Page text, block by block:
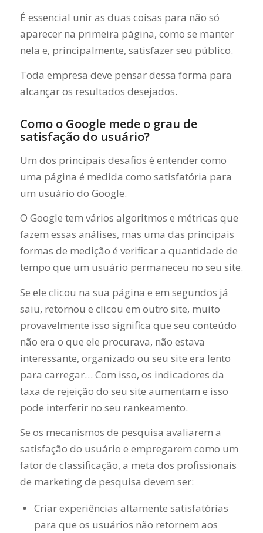
É essencial unir as duas coisas para não só
aparecer na primeira página, como se manter
nela e, principalmente, satisfazer seu público.
Toda empresa deve pensar dessa forma para
alcançar os resultados desejados.
Como o Google mede o grau de
satisfação do usuário?
Um dos principais desafios é entender como
uma página é medida como satisfatória para
um usuário do Google.
O Google tem vários algoritmos e métricas que
fazem essas análises, mas uma das principais
formas de medição é verificar a quantidade de
tempo que um usuário permaneceu no seu site.
Se ele clicou na sua página e em segundos já
saiu, retornou e clicou em outro site, muito
provavelmente isso significa que seu conteúdo
não era o que ele procurava, não estava
interessante, organizado ou seu site era lento
para carregar… Com isso, os indicadores da
taxa de rejeição do seu site aumentam e isso
pode interferir no seu rankeamento.
Se os mecanismos de pesquisa avaliarem a
satisfação do usuário e empregarem como um
fator de classificação, a meta dos profissionais
de marketing de pesquisa devem ser:
Criar experiências altamente satisfatórias
para que os usuários não retornem aos